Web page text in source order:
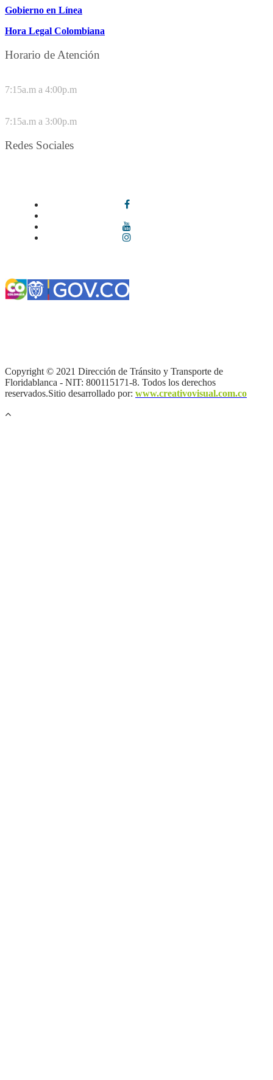
Gobierno en Línea
Hora Legal Colombiana
Horario de Atención
7:15a.m a 4:00p.m
7:15a.m a 3:00p.m
Redes Sociales
Copyright © 2021 Dirección de Tránsito y Transporte de
Floridablanca - NIT: 800115171-8. Todos los derechos
reservados.Sitio desarrollado por: www.creativovisual.com.co